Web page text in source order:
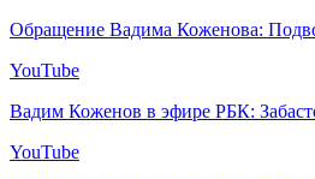
Обращение Вадима Коженова:
YouTube
Вадим Коженов в эфире РБК:
YouTube